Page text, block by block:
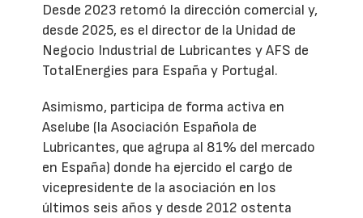
Desde 2023 retomó la dirección comercial y,
desde 2025, es el director de la Unidad de
Negocio Industrial de Lubricantes y AFS de
TotalEnergies para España y Portugal.
Asimismo, participa de forma activa en
Aselube (la Asociación Española de
Lubricantes, que agrupa al 81% del mercado
en España) donde ha ejercido el cargo de
vicepresidente de la asociación en los
últimos seis años y desde 2012 ostenta